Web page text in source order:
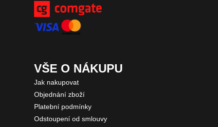
VŠE O NÁKUPU
Jak nakupovat
Objednání zboží
Platební podmínky
Odstoupení od smlouvy